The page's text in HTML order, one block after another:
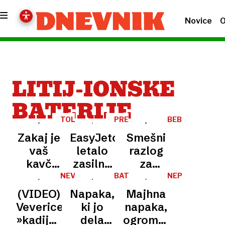
Novice
LITIJ-IONSKE
BATERIJE
TOLMAČ
Zakaj je
vaš
kavč
danes
nevarnejši,
kot je
bil v
PREPLAH
EasyJetovo
letalo
zasilno
pristalo
v Rimu:
potnik
posadko
BEBOP
Smešni
razlog
za
zamudo
leta:
namesto
človeka
NEVAREN
(VIDEO)
Veverice
»kadijo«
BATERIJE
Napaka,
ki jo
dela
NEPRAVILNO
Majhna
napaka,
ogromna